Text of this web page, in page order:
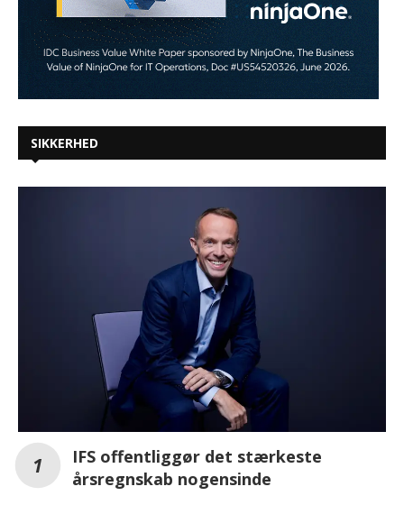
SIKKERHED
IFS offentliggør det stærkeste
årsregnskab nogensinde